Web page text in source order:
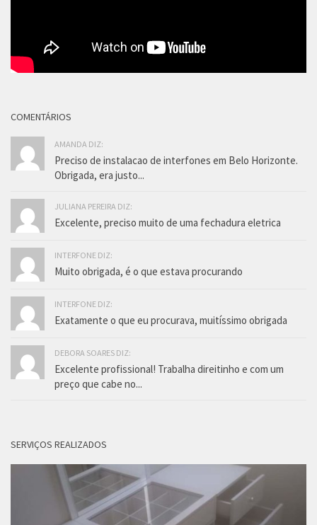
COMENTÁRIOS
AMANDA DIZ:
Preciso de instalacao de interfones em Belo Horizonte.
Obrigada, era justo...
JULIANA PEREIRA DIZ:
Excelente, preciso muito de uma fechadura eletrica
INTERFONE DIZ:
Muito obrigada, é o que estava procurando
INTERFONE DIZ:
Exatamente o que eu procurava, muitíssimo obrigada
DEBORA SOARES DIZ:
Excelente profissional! Trabalha direitinho e com um
preço que cabe no...
SERVIÇOS REALIZADOS